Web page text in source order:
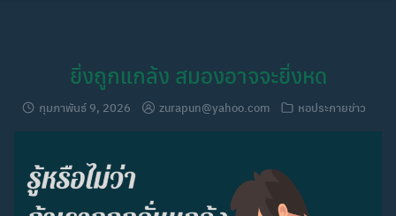
ยิ่งถูกแกล้ง สมองอาจจะยิ่งหด
กุมภาพันธ์ 9, 2026 zurapun@yahoo.com หอประกายข่าว